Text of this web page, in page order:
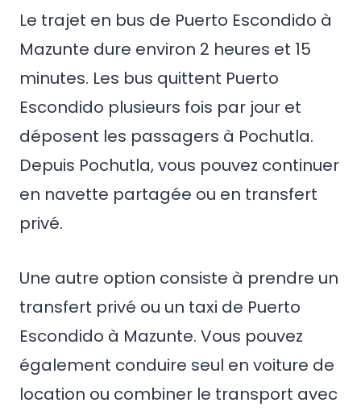
Le trajet en bus de Puerto Escondido à
Mazunte dure environ 2 heures et 15
minutes. Les bus quittent Puerto
Escondido plusieurs fois par jour et
déposent les passagers à Pochutla.
Depuis Pochutla, vous pouvez continuer
en navette partagée ou en transfert
privé.
Une autre option consiste à prendre un
transfert privé ou un taxi de Puerto
Escondido à Mazunte. Vous pouvez
également conduire seul en voiture de
location ou combiner le transport avec